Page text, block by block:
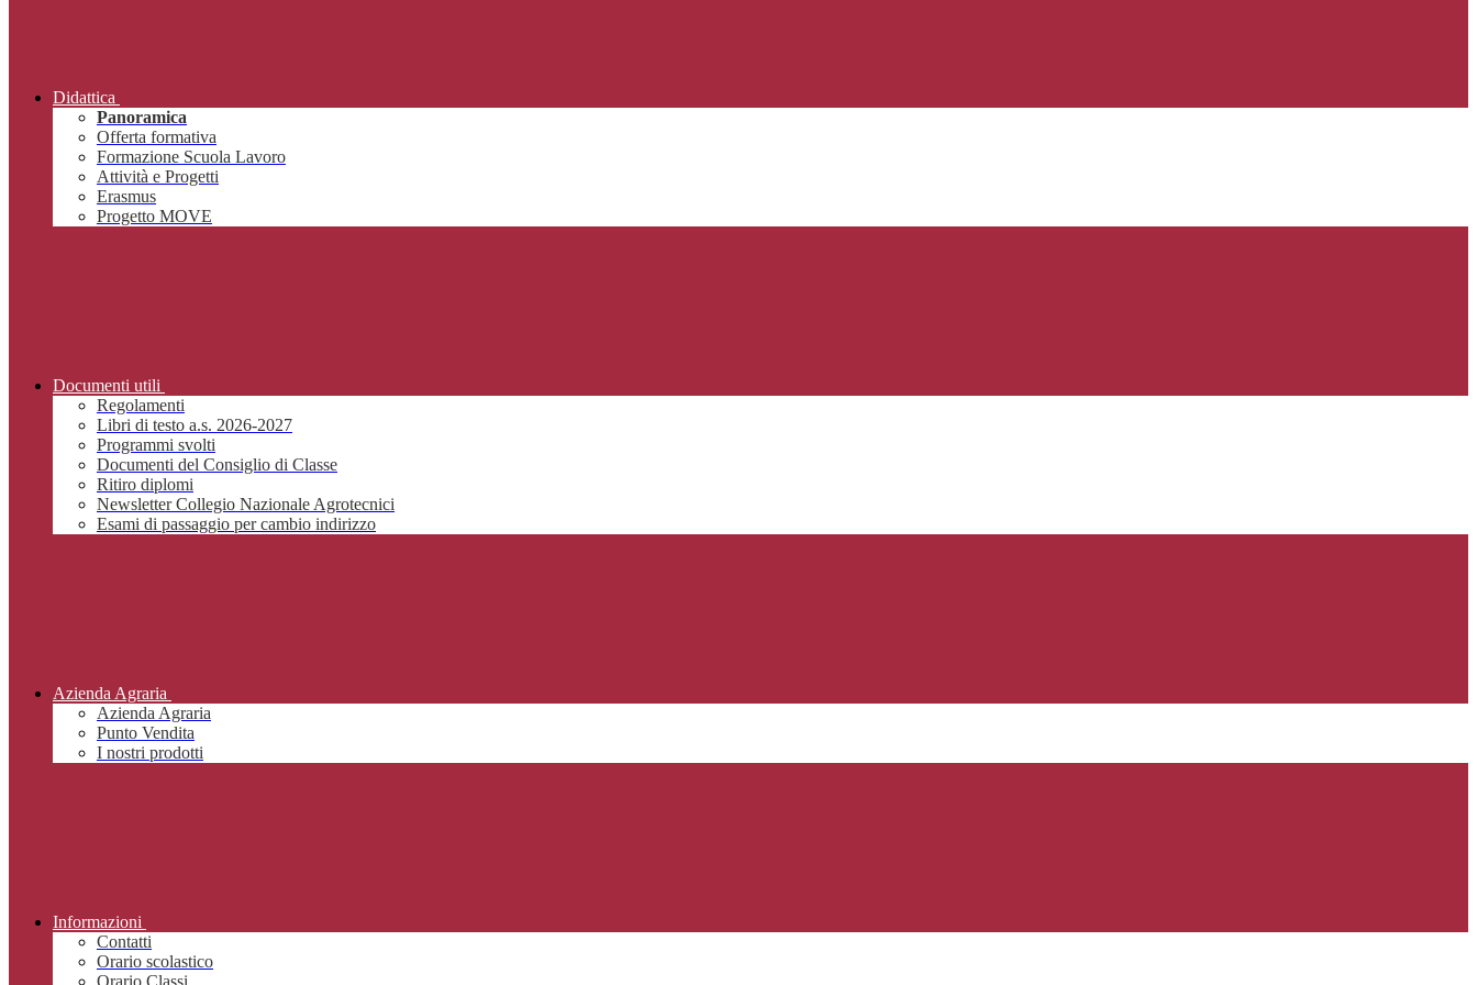
Didattica
Panoramica
Offerta formativa
Formazione Scuola Lavoro
Attività e Progetti
Erasmus
Progetto MOVE
Documenti utili
Regolamenti
Libri di testo a.s. 2026-2027
Programmi svolti
Documenti del Consiglio di Classe
Ritiro diplomi
Newsletter Collegio Nazionale Agrotecnici
Esami di passaggio per cambio indirizzo
Azienda Agraria
Azienda Agraria
Punto Vendita
I nostri prodotti
Informazioni
Contatti
Orario scolastico